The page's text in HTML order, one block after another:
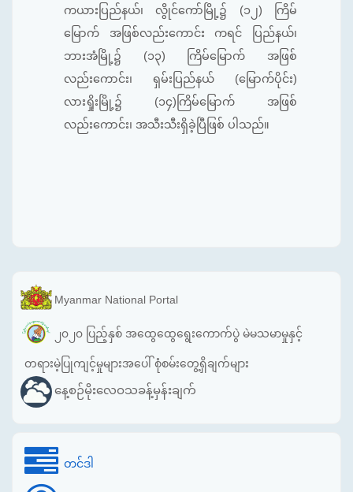
ကယားပြည်နယ်၊ လွိုင်ကော်မြို့၌ (၁၂) ကြိမ်
မြောက် အဖြစ်လည်းကောင်း ကရင် ပြည်နယ်၊
ဘားအံမြို့၌ (၁၃) ကြိမ်မြောက် အဖြစ်
လည်းကောင်း၊ ရှမ်းပြည်နယ် (မြောက်ပိုင်း)
လားရှိုးမြို့၌ (၁၄)ကြိမ်မြောက် အဖြစ်
လည်းကောင်း၊ အသီးသီးရှိခဲ့ပြီဖြစ် ပါသည်။
Myanmar National Portal
၂၀၂၀ ပြည့်နှစ် အထွေထွေရွေးကောက်ပွဲ မဲမသမာမှုနှင့်
တရားမဲ့ပြုကျင့်မှုများအပေါ် စုံစမ်းတွေ့ရှိချက်များ
နေ့စဉ်မိုးလေဝသခန့်မှန်းချက်
တင်ဒါ